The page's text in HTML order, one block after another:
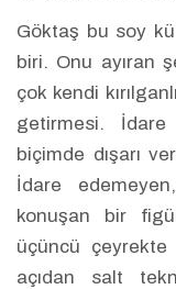
Göktaş bu soy
biri. Onu ayıran
çok kendi
getirmesi.
biçimde dışarı
İdare
konuşan bir
üçüncü
açıdan salt